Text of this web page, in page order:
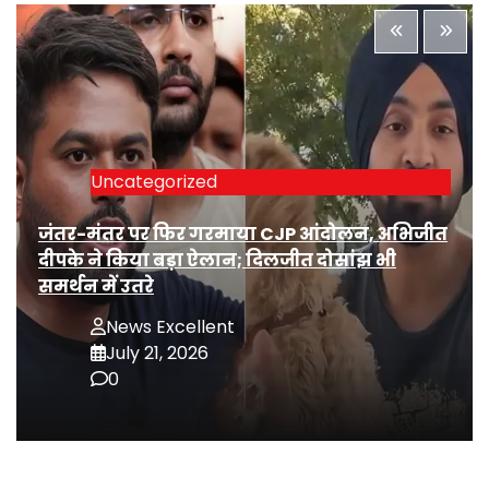
Uncategorized
जंतर-मंतर पर फिर गरमाया CJP आंदोलन, अभिजीत
दीपके ने किया बड़ा ऐलान; दिलजीत दोसांझ भी
समर्थन में उतरे
News Excellent
July 21, 2026
0